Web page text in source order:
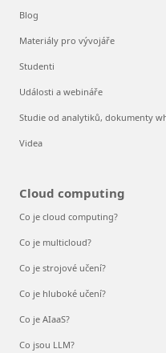
Blog
Materiály pro vývojáře
Studenti
Události a webináře
Studie od analytiků, dokumenty
Videa
Cloud computing
Co je cloud computing?
Co je multicloud?
Co je strojové učení?
Co je hluboké učení?
Co je AIaaS?
Co jsou LLM?